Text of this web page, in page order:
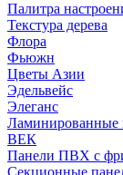
Палитра
Текстура дерева
Флора
Фьюжн
Цветы Азии
Эдельвейс
Элеганс
Ламинированные
ВЕК
Панели ПВХ с
Секционные